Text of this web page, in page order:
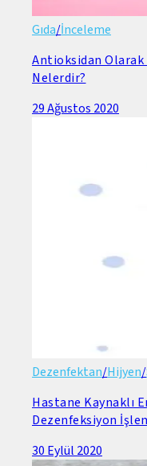
Gıda/İnceleme
Antioksidan Olarak
Nelerdir?
29 Ağustos 2020
Dezenfektan/Hijyen/
Hastane Kaynaklı
Dezenfeksiyon
30 Eylül 2020